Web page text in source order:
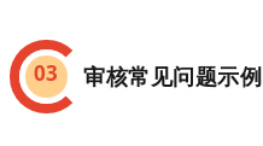
03 审核常见问题示例